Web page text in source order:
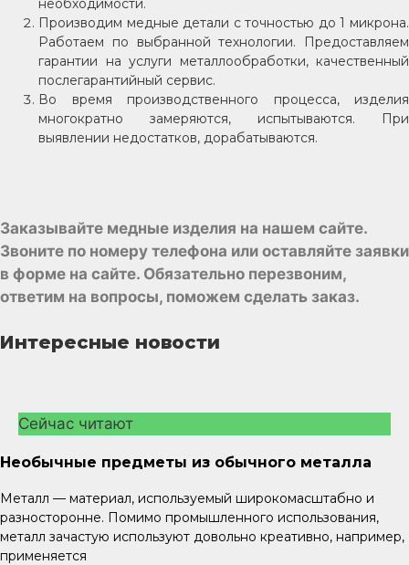
Производим медные детали с точностью до 1 микрона.
Работаем по выбранной технологии. Предоставляем
гарантии на услуги металлообработки, качественный
послегарантийный сервис.
Во время производственного процесса, изделия
многократно замеряются, испытываются. При
выявлении недостатков, дорабатываются.
Заказывайте медные изделия на нашем сайте.
Звоните по номеру телефона или оставляйте заявки
в форме на сайте. Обязательно перезвоним,
ответим на вопросы, поможем сделать заказ.
Интересные новости
Сейчас читают
Необычные предметы из обычного металла
Металл — материал, используемый широкомасштабно и
разносторонне. Помимо промышленного использования,
металл зачастую используют довольно креативно, например,
применяется